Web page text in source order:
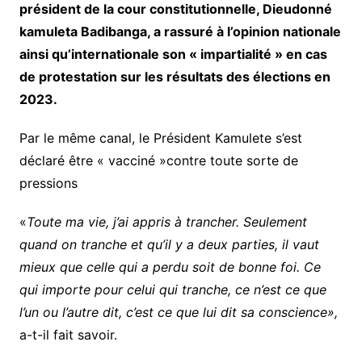
président de la cour constitutionnelle, Dieudonné
kamuleta Badibanga, a rassuré à l’opinion nationale
ainsi qu’internationale son « impartialité » en cas
de protestation sur les résultats des élections en
2023.
Par le même canal, le Président Kamulete s’est
déclaré être « vacciné »contre toute sorte de
pressions
«Toute ma vie, j’ai appris à trancher. Seulement
quand on tranche et qu’il y a deux parties, il vaut
mieux que celle qui a perdu soit de bonne foi. Ce
qui importe pour celui qui tranche, ce n’est ce que
l’un ou l’autre dit, c’est ce que lui dit sa conscience»,
a-t-il fait savoir.